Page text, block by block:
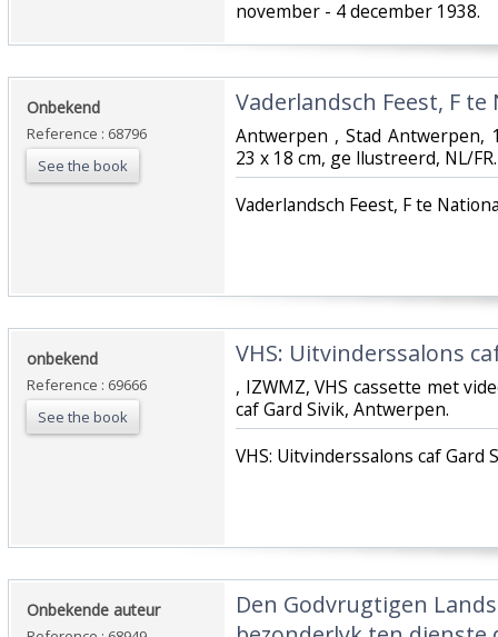
november - 4 december 1938.‎
‎Onbekend‎
Reference : 68796
See the book
‎Vaderlandsch Feest, F te
‎Antwerpen , Stad Antwerpen,
23 x 18 cm, ge llustreerd, NL/
‎Vaderlandsch Feest, F te
‎onbekend‎
Reference : 69666
See the book
‎VHS: Uitvinderssalons
‎, IZWMZ, VHS cassette met
caf Gard Sivik, Antwerpen.‎
‎VHS: Uitvinderssalons caf Gard
‎Onbekende auteur‎
‎Den Godvrugtigen